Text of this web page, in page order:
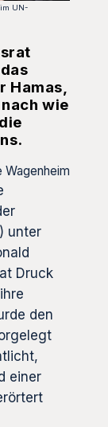
UN-
Hamas,
wie
Wagenheim
unter
Druck
den
einer